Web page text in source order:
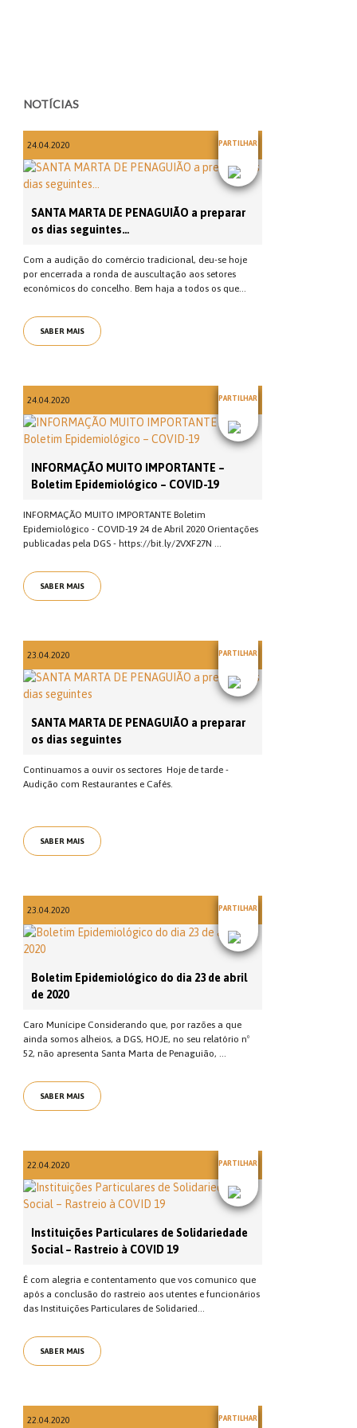
NOTÍCIAS
24.04.2020 PARTILHAR
SANTA MARTA DE PENAGUIÃO a preparar
os dias seguintes…
Com a audição do comércio tradicional, deu-se hoje
por encerrada a ronda de auscultação aos setores
económicos do concelho. Bem haja a todos os que...
SABER MAIS
24.04.2020 PARTILHAR
INFORMAÇÃO MUITO IMPORTANTE –
Boletim Epidemiológico – COVID-19
INFORMAÇÃO MUITO IMPORTANTE Boletim
Epidemiológico - COVID-19 24 de Abril 2020 Orientações
publicadas pela DGS - https://bit.ly/2VXF27N ...
SABER MAIS
23.04.2020 PARTILHAR
SANTA MARTA DE PENAGUIÃO a preparar
os dias seguintes
Continuamos a ouvir os sectores Hoje de tarde -
Audição com Restaurantes e Cafés.
SABER MAIS
23.04.2020 PARTILHAR
Boletim Epidemiológico do dia 23 de abril
de 2020
Caro Munícipe Considerando que, por razões a que
ainda somos alheios, a DGS, HOJE, no seu relatório nº
52, não apresenta Santa Marta de Penaguião, ...
SABER MAIS
22.04.2020 PARTILHAR
Instituições Particulares de Solidariedade
Social – Rastreio à COVID 19
É com alegria e contentamento que vos comunico que
após a conclusão do rastreio aos utentes e funcionários
das Instituições Particulares de Solidaried...
SABER MAIS
22.04.2020 PARTILHAR